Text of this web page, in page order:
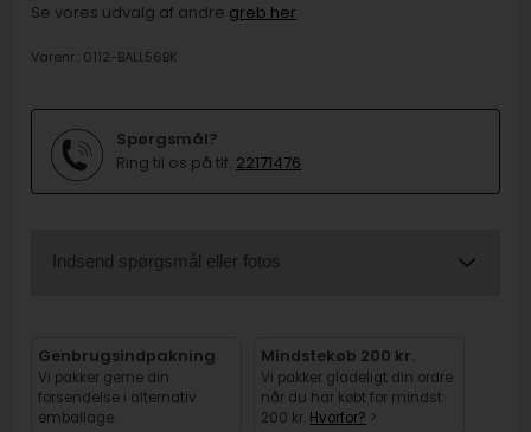
Se vores udvalg af andre greb her
Varenr.: 0112-BALL56BK
Spørgsmål?
Ring til os på tlf. 22171476
Indsend spørgsmål eller fotos
Genbrugsindpakning
Vi pakker gerne din
forsendelse i alternativ
emballage.
Mindstekøb 200 kr.
Vi pakker gladeligt din ordre
når du har købt for mindst
200 kr. Hvorfor? >